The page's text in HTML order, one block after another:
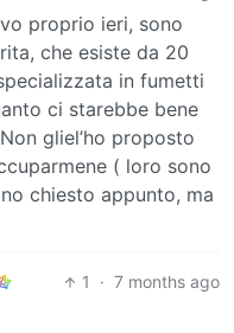
proprio ieri, sono
che esiste da 20
in fumetti
ci starebbe bene
gliel’ho proposto
( loro sono
chiesto appunto, ma
1 · 7 months ago